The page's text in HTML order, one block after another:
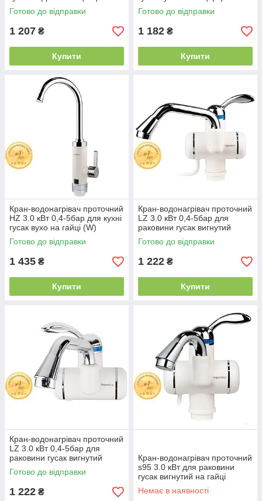
(NZ-6B312W) 9797143
Готово до відправки
1 207 ₴
Купити
Aquatica HZ-6B143C
Готово до відправки
1 182 ₴
Купити
Кран-водонагрівач проточний
HZ 3.0 кВт 0,4-5бар для кухні
гусак вухо на гайці (W)
Aquatica HZ-6B143W
Готово до відправки
1 435 ₴
Купити
Кран-водонагрівач проточний
LZ 3.0 кВт 0,4-5бар для
раковини гусак вигнутий
довгий на гайці Aqua LZ-
5A211W
Готово до відправки
1 222 ₴
Купити
Кран-водонагрівач проточний
LZ 3.0 кВт 0,4-5бар для
раковини гусак вигнутий
довгий настінний Aqu LZ-
6A211W
Готово до відправки
1 222 ₴
Кран-водонагрівач проточний
s95 3.0 кВт для раковини
гусак вигнутий на гайці
Aquatica (LZ-5A111W)
9795003
Немає в наявності